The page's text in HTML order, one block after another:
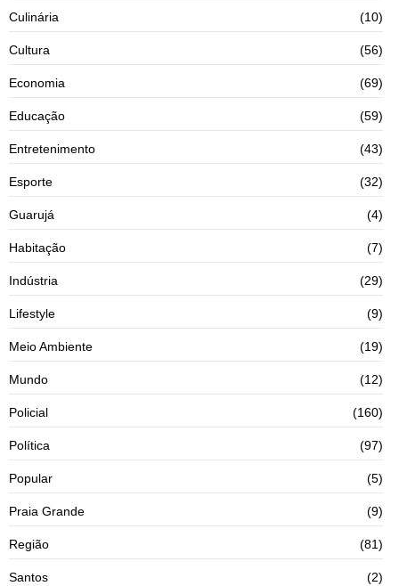
Culinária (10)
Cultura (56)
Economia (69)
Educação (59)
Entretenimento (43)
Esporte (32)
Guarujá (4)
Habitação (7)
Indústria (29)
Lifestyle (9)
Meio Ambiente (19)
Mundo (12)
Policial (160)
Política (97)
Popular (5)
Praia Grande (9)
Região (81)
Santos (2)